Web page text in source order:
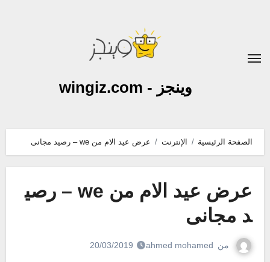
وينجز - wingiz.com
الصفحة الرئيسية الإنترنت عرض عيد الام من we – رصيد مجانى
عرض عيد الام من we – رصي
د مجانى
من ahmed mohamed
20/03/2019